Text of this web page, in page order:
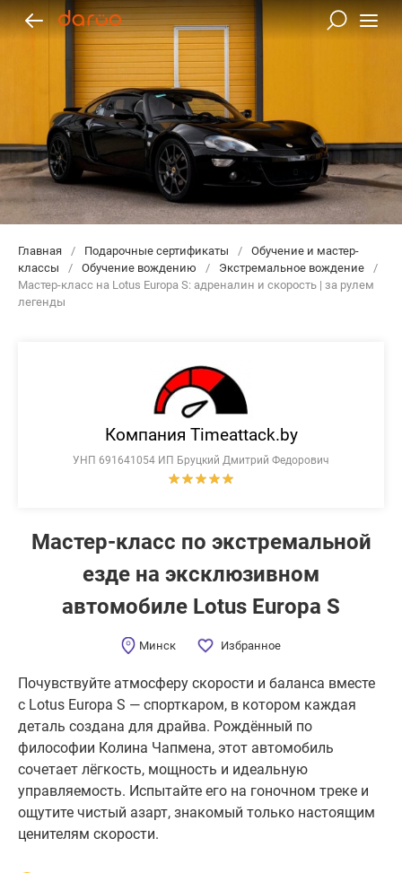
Главная / Подарочные сертификаты /
Обучение и мастер-
классы
/ Обучение вождению / Экстремальное вождение
/
Мастер-класс на Lotus Europa S: адреналин и скорость | за рулем
легенды
Компания Timeattack.by
УНП 691641054 ИП Бруцкий Дмитрий Федорович
Мастер-класс по экстремальной
езде на эксклюзивном
автомобиле Lotus Europa S
Минск Избранное
Почувствуйте атмосферу скорости и баланса вместе
с Lotus Europa S — спорткаром, в котором каждая
деталь создана для драйва. Рождённый по
философии Колина Чапмена, этот автомобиль
сочетает лёгкость, мощность и идеальную
управляемость. Испытайте его на гоночном треке и
ощутите чистый азарт, знакомый только настоящим
ценителям скорости.